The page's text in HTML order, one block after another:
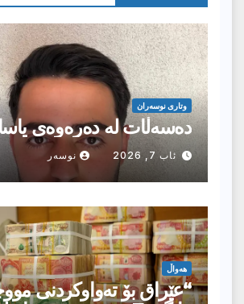
وتارى نوسەران
دەسەڵات لە دەرەوەی
ئاب 7, 2026 نوسەر
هەواڵ
“عێراق بۆ تەواوکردنی